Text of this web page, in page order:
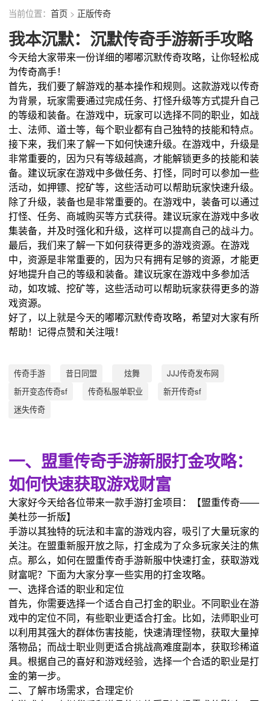
当前位置：首页 > 正版传奇
我本沉默：沉默传奇手游新手攻略
今天给大家带来一份详细的嘟嘟沉默传奇攻略，让你轻松成
为传奇高手！
首先，我们要了解游戏的基本操作和规则。这款游戏以传奇
为背景，玩家需要通过完成任务、打怪升级等方式提升自己
的等级和装备。在游戏中，玩家可以选择不同的职业，如战
士、法师、道士等，每个职业都有自己独特的技能和特点。
接下来，我们来了解一下如何快速升级。在游戏中，升级是
非常重要的，因为只有等级越高，才能解锁更多的技能和装
备。建议玩家在游戏中多做任务、打怪，同时可以参加一些
活动，如押镖、挖矿等，这些活动可以帮助玩家快速升级。
除了升级，装备也是非常重要的。在游戏中，装备可以通过
打怪、任务、商城购买等方式获得。建议玩家在游戏中多收
集装备，并及时强化和升级，这样可以提高自己的战斗力。
最后，我们来了解一下如何获得更多的游戏资源。在游戏
中，资源是非常重要的，因为只有拥有足够的资源，才能更
好地提升自己的等级和装备。建议玩家在游戏中多参加活
动，如攻城、挖矿等，这些活动可以帮助玩家获得更多的游
戏资源。
好了，以上就是今天的嘟嘟沉默传奇攻略，希望对大家有所
帮助！记得点赞和关注哦！
传奇手游 昔日同盟 炫舞
JJJ传奇发布网
新开变态传奇sf
传奇私服单职业
新开传奇sf
迷失传奇
一、盟重传奇手游新服打金攻略：
如何快速获取游戏财富
大家好今天给各位带来一款手游打金项目：【盟重传奇——
美杜莎一折版】
手游以其独特的玩法和丰富的游戏内容，吸引了大量玩家的
关注。在盟重新服开放之际，打金成为了众多玩家关注的焦
点。那么，如何在盟重传奇手游新服中快速打金，获取游戏
财富呢？下面为大家分享一些实用的打金攻略。
一、选择合适的职业和定位
首先，你需要选择一个适合自己打金的职业。不同职业在游
戏中的定位不同，有些职业更适合打金。比如，法师职业可
以利用其强大的群体伤害技能，快速清理怪物，获取大量掉
落物品；而战士职业则更适合挑战高难度副本，获取珍稀道
具。根据自己的喜好和游戏经验，选择一个合适的职业是打
金的第一步。
二、了解市场需求，合理定价